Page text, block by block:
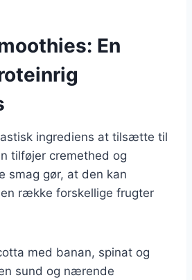
En
ingrediens at tilsætte til
tilføjer cremethed og
smag gør, at den kan
række forskellige frugter
med banan, spinat og
sund og nærende